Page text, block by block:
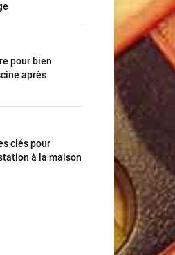
pour bien
après
clés pour
à la maison